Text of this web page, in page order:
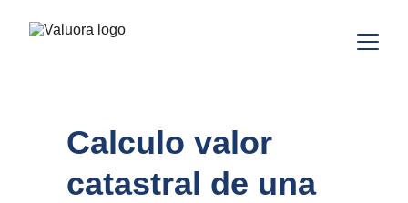
Calculo valor
catastral de una